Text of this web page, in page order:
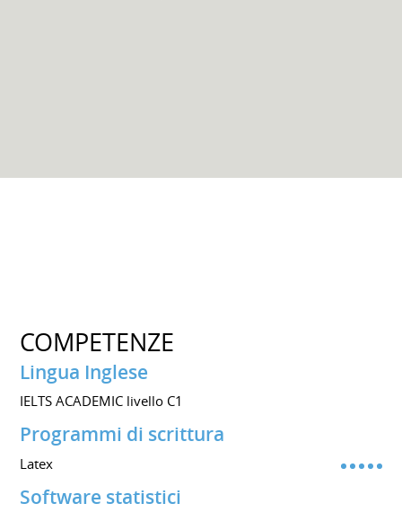
COMPETENZE
Lingua Inglese
IELTS ACADEMIC livello C1
Programmi di scrittura
Latex
Software statistici